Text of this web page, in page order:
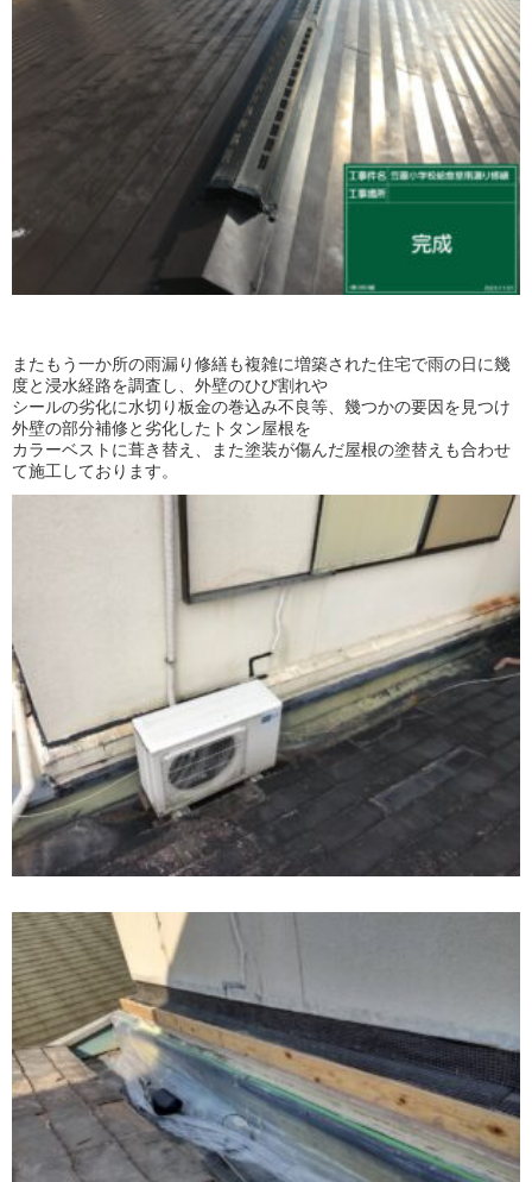
またもう一か所の雨漏り修繕も複雑に増築された住宅で雨の日に幾
度と浸水経路を調査し、外壁のひび割れや
シールの劣化に水切り板金の巻込み不良等、幾つかの要因を見つけ
外壁の部分補修と劣化したトタン屋根を
カラーベストに葺き替え、また塗装が傷んだ屋根の塗替えも合わせ
て施工しております。